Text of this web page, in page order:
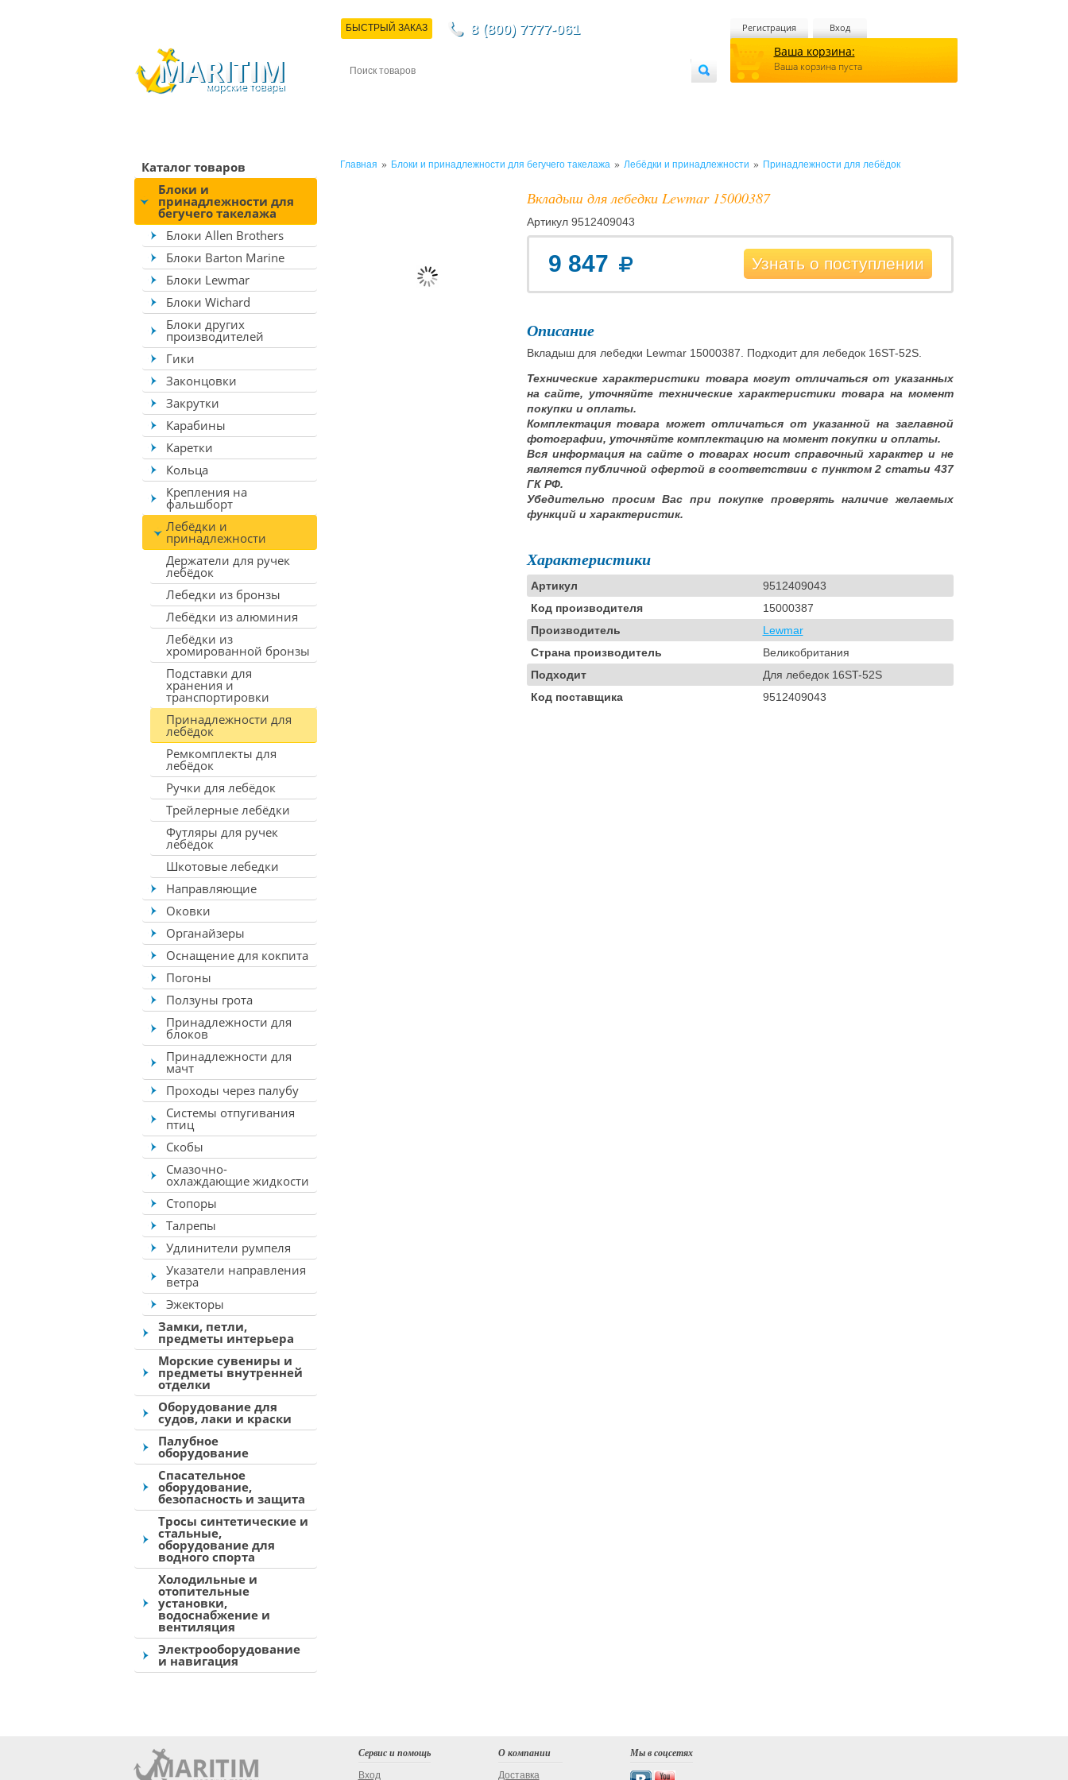
Регистрация Вход
Ваша корзина:
Ваша корзина пуста
БЫСТРЫЙ ЗАКАЗ 8 (800) 7777-061
Каталог товаров
Блоки и
принадлежности для
бегучего такелажа
Блоки Allen Brothers
Блоки Barton Marine
Блоки Lewmar
Блоки Wichard
Блоки других
производителей
Гики
Законцовки
Закрутки
Карабины
Каретки
Кольца
Крепления на
фальшборт
Лебёдки и
принадлежности
Держатели для ручек
лебёдок
Лебедки из бронзы
Лебёдки из алюминия
Лебёдки из
хромированной бронзы
Подставки для
хранения и
транспортировки
Принадлежности для
лебёдок
Ремкомплекты для
лебёдок
Ручки для лебёдок
Трейлерные лебёдки
Футляры для ручек
лебёдок
Шкотовые лебедки
Направляющие
Оковки
Органайзеры
Оснащение для кокпита
Погоны
Ползуны грота
Принадлежности для
блоков
Принадлежности для
мачт
Проходы через палубу
Системы отпугивания
птиц
Скобы
Смазочно-
охлаждающие жидкости
Стопоры
Талрепы
Удлинители румпеля
Указатели направления
ветра
Эжекторы
Замки, петли,
предметы интерьера
Морские сувениры и
предметы внутренней
отделки
Оборудование для
судов, лаки и краски
Палубное
оборудование
Спасательное
оборудование,
безопасность и защита
Тросы синтетические и
стальные,
оборудование для
водного спорта
Холодильные и
отопительные
установки,
водоснабжение и
вентиляция
Электрооборудование
и навигация
Главная » Блоки и принадлежности для бегучего такелажа» Лебёдки и принадлежности » Принадлежности для лебёдок
Вкладыш для лебедки Lewmar 15000387
Артикул 9512409043
9 847 Узнать о поступлении
Описание
Вкладыш для лебедки Lewmar 15000387. Подходит для лебедок 16ST-52S.
Технические характеристики товара могут отличаться от указанных
на сайте, уточняйте технические характеристики товара на момент
покупки и оплаты.
Комплектация товара может отличаться от указанной на заглавной
фотографии, уточняйте комплектацию на момент покупки и оплаты.
Вся информация на сайте о товарах носит справочный характер и не
является публичной офертой в соответствии с пунктом 2 статьи 437
ГК РФ.
Убедительно просим Вас при покупке проверять наличие желаемых
функций и характеристик.
Характеристики
Артикул
9512409043
Код производителя
15000387
Производитель
Lewmar
Страна производитель
Великобритания
Подходит
Для лебедок 16ST-52S
Код поставщика
9512409043
Сервис и помощь
Вход
О компании
Доставка
Мы в соцсетях